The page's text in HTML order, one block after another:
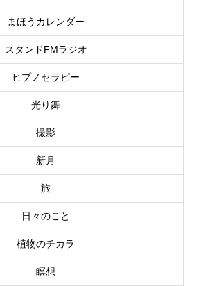
まほうカレンダー
スタンドFMラジオ
ヒプノセラピー
光り舞
撮影
新月
旅
日々のこと
植物のチカラ
瞑想